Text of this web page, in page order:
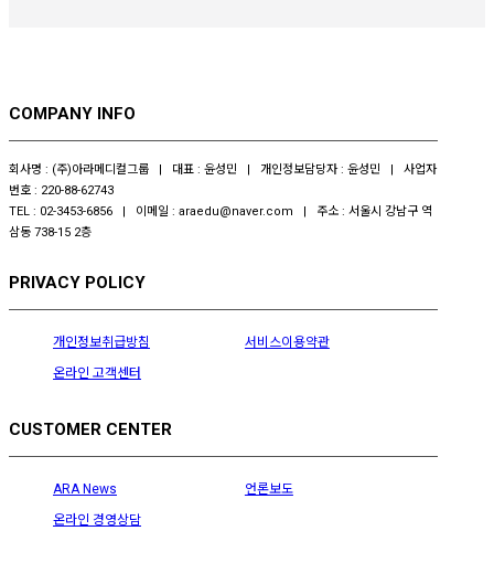
COMPANY INFO
회사명 : (주)아라메디컬그룹 | 대표 : 윤성민 | 개인정보담당자 : 윤성민 | 사업자
번호 : 220-88-62743
TEL : 02-3453-6856 | 이메일 : araedu@naver.com | 주소 : 서울시 강남구 역
삼동 738-15 2층
PRIVACY POLICY
개인정보취급방침
서비스이용약관
온라인 고객센터
CUSTOMER CENTER
ARA News
언론보도
온라인 경영상담